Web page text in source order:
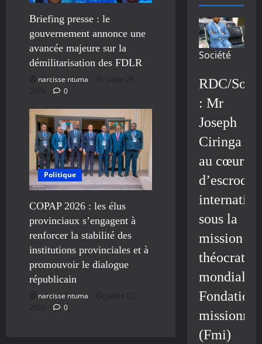
Briefing presse : le
gouvernement annonce une
avancée majeure sur la
démilitarisation des FDLR
narcisse ntuma
juillet 29,
2026
0
Politique
COPAP 2026 : les élus
provinciaux s’engagent à
renforcer la stabilité des
institutions provinciales et à
promouvoir le dialogue
républicain
narcisse ntuma
juillet 12,
2026
0
Société
RDC/
: Mr
Joseph
Ciringa
au cœur
sous la
mission
mondiale/
Fondation
(Fmi)